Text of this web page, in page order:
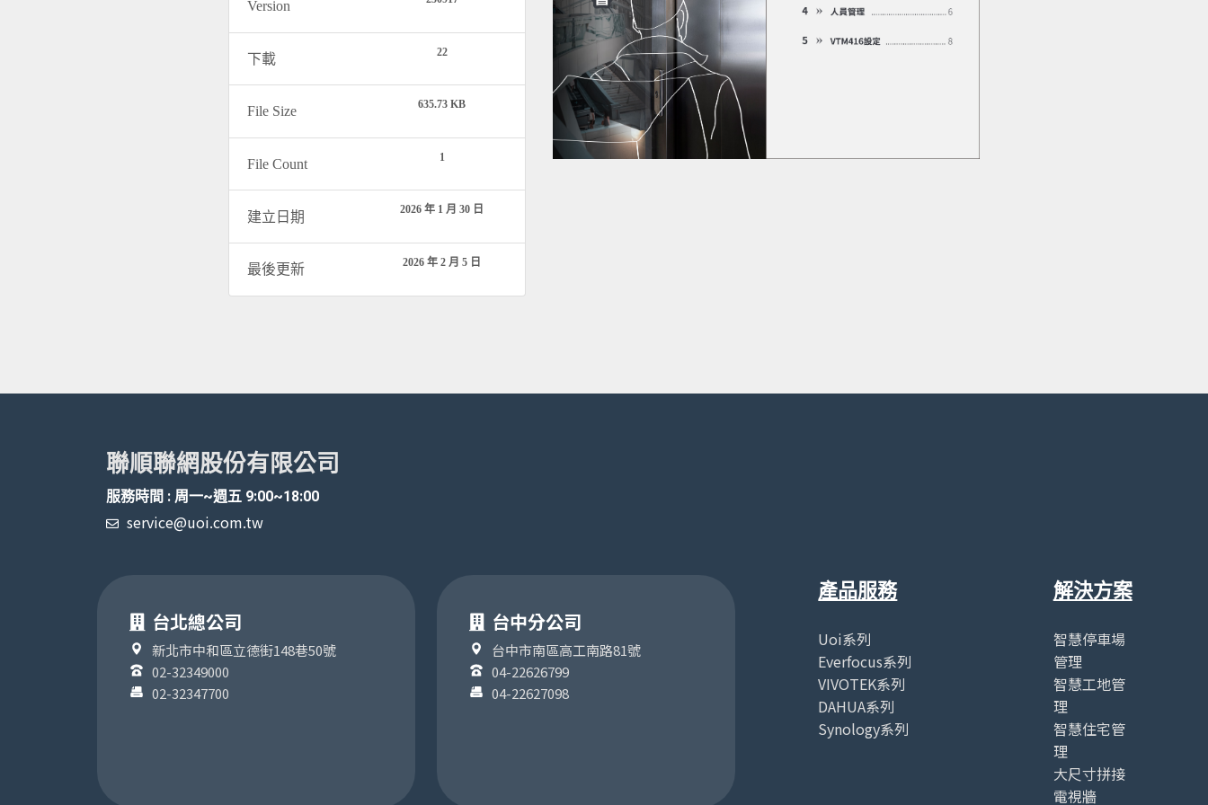
Version
下載 22
File Size 635.73 KB
File Count 1
建立日期 2026 年 1 月 30 日
最後更新 2026 年 2 月 5 日
聯順聯網股份有限公司
服務時間 : 周一~週五 9:00~18:00
service@uoi.com.tw
台北總公司
新北市中和區立德街148巷50號
02-32349000
02-32347700
台中分公司
台中市南區高工南路81號
04-22626799
04-22627098
產品服務
Uoi系列
Everfocus系列
VIVOTEK系列
DAHUA系列
Synology系列
解決方案
智慧停車場
管理
智慧工地管
理
智慧住宅管
理
大尺寸拼接
電視牆